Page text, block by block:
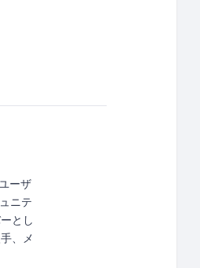
ーザ
ニテ
とし
、メ